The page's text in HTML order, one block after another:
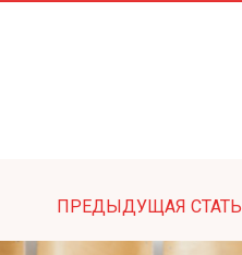
ПРЕДЫДУЩАЯ